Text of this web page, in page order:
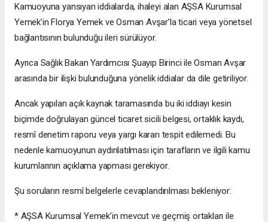
Kamuoyuna yansıyan iddialarda, ihaleyi alan AŞSA Kurumsal
Yemek’in Florya Yemek ve Osman Avşar’la ticari veya yönetsel
bağlantısının bulunduğu ileri sürülüyor.
Ayrıca Sağlık Bakan Yardımcısı Şuayıp Birinci ile Osman Avşar
arasında bir ilişki bulunduğuna yönelik iddialar da dile getiriliyor.
Ancak yapılan açık kaynak taramasında bu iki iddiayı kesin
biçimde doğrulayan güncel ticaret sicili belgesi, ortaklık kaydı,
resmî denetim raporu veya yargı kararı tespit edilemedi. Bu
nedenle kamuoyunun aydınlatılması için tarafların ve ilgili kamu
kurumlarının açıklama yapması gerekiyor.
Şu soruların resmî belgelerle cevaplandırılması bekleniyor:
* AŞSA Kurumsal Yemek’in mevcut ve geçmiş ortakları ile